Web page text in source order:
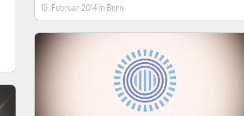
19. Februar 2014 in Bern